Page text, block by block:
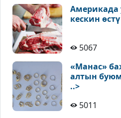
Америкада
кескин
5067
«Манас»
алтын
..>
5011